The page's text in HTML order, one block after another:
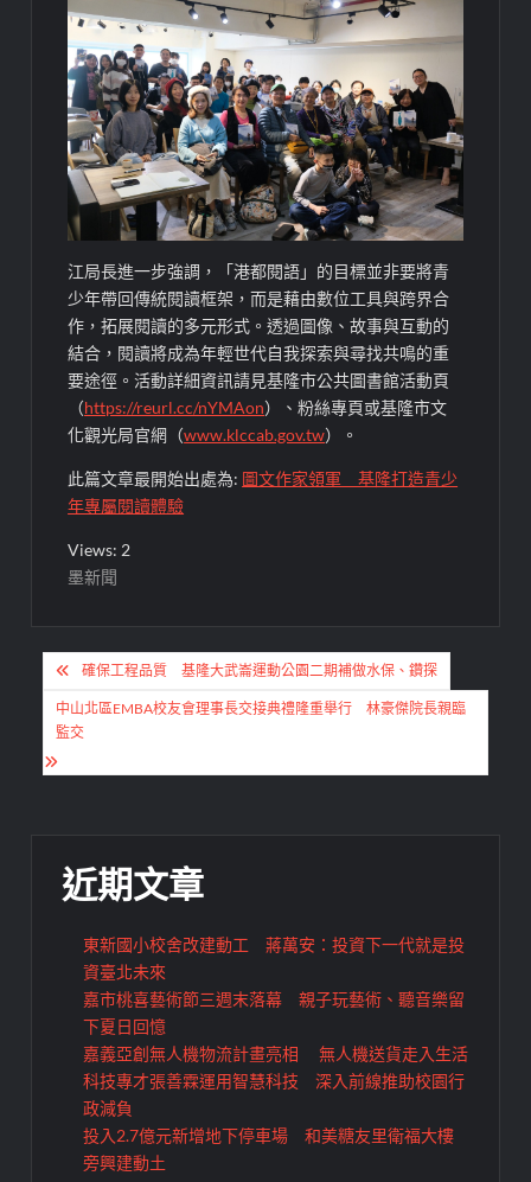
江局長進一步強調，「港都閱語」的目標並非要將青
少年帶回傳統閱讀框架，而是藉由數位工具與跨界合
作，拓展閱讀的多元形式。透過圖像、故事與互動的
結合，閱讀將成為年輕世代自我探索與尋找共鳴的重
要途徑。活動詳細資訊請見基隆市公共圖書館活動頁
（https://reurl.cc/nYMAon）、粉絲專頁或基隆市文
化觀光局官網（www.klccab.gov.tw）。
此篇文章最開始出處為: 圖文作家領軍 基隆打造青少
年專屬閱讀體驗
Views: 2
墨新聞
文
章
導
覽
確保工程品質 基隆大武崙運動公園二期補做水保、鑽探
中山北區EMBA校友會理事長交接典禮隆重舉行 林豪傑院長親臨
監交
近期文章
東新國小校舍改建動工 蔣萬安：投資下一代就是投
資臺北未來
嘉市桃喜藝術節三週末落幕 親子玩藝術、聽音樂留
下夏日回憶
嘉義亞創無人機物流計畫亮相 無人機送貨走入生活
科技專才張善霖運用智慧科技 深入前線推助校園行
政減負
投入2.7億元新增地下停車場 和美糖友里衛福大樓
旁興建動土